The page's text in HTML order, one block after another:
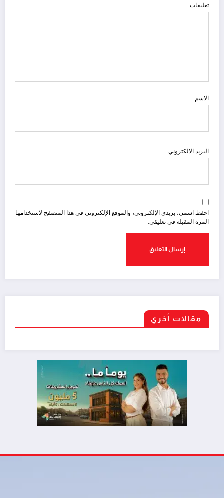
تعليقات
الاسم
البريد الالكتروني
احفظ اسمي، بريدي الإلكتروني، والموقع الإلكتروني في هذا المتصفح لاستخدامها
المرة المقبلة في تعليقي.
مقالات أخري